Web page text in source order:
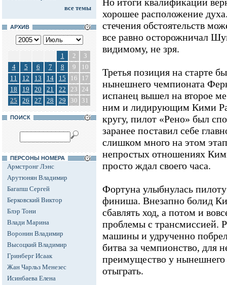
все темы
АРХИВ
1 2
3
4
5 6 7 8 9
10
11
12 13 14 15 16
17
18
19 20 21 22 23 24
25
26 27 28 29 30 31
ПОИСК
ПЕРСОНЫ НОМЕРА
Армстронг Лэнс
Арутюнян Владимир
Багапш Сергей
Берковский Виктор
Блэр Тони
Влади Марина
Воронин Владимир
Высоцкий Владимир
Гринберг Исаак
Жан Чарльз Менезес
Исинбаева Елена
хорошее расположение
стечения обстоятельств
все равно осторожничал
видимому, не зря.
Третья позиция на старте
нынешнего чемпионата
испанец вышел на второе
ним и лидирующим Кими
кругу, пилот «Рено» был
заранее поставил себе
слишком много на этом
непростых отношениях
просто ждал своего часа.
Фортуна улыбнулась
финиша. Внезапно болид
сбавлять ход, а потом и
проблемы с трансмиссией.
машины и удрученно
битва за чемпионство, для
преимущество у нынешнего
отыграть.